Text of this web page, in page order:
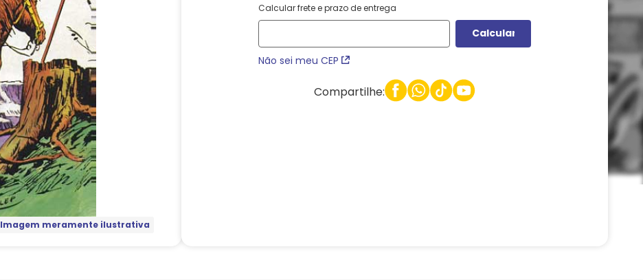
Imagem meramente ilustrativa
Calcular frete e prazo de entrega
Não sei meu CEP
Compartilhe: